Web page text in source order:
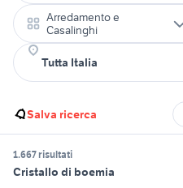
Arredamento e
Casalinghi
Salva ricerca
1.667 risultati
Cristallo di boemia